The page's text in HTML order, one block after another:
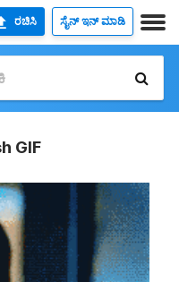
ರಚಿಸಿ ಸೈನ್ ಇನ್ ಮಾಡಿ
GIF